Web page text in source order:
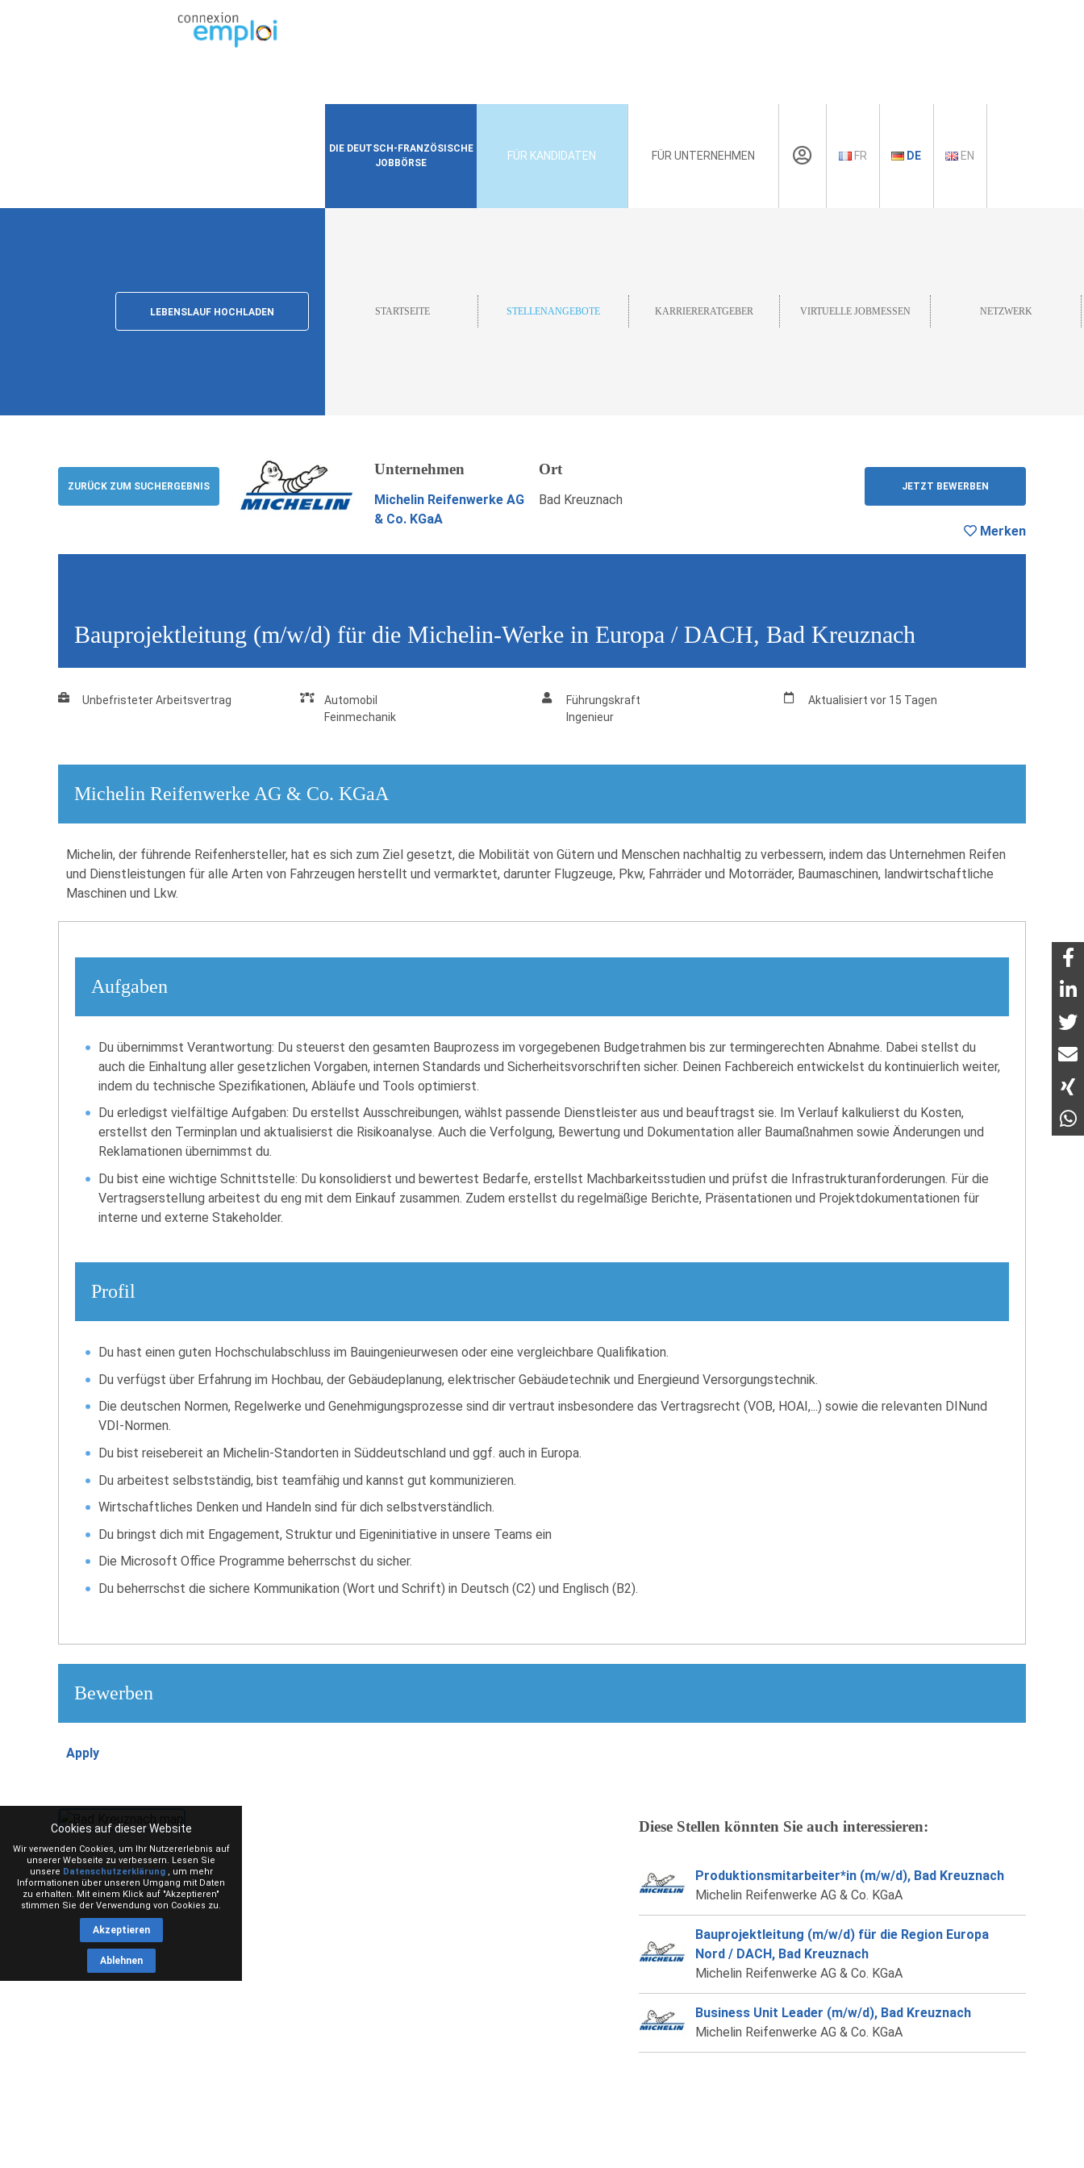
DIE DEUTSCH-FRANZÖSISCHE
JOBBÖRSE
FÜR KANDIDATEN FÜR UNTERNEHMEN FR DE EN
LEBENSLAUF HOCHLADEN STARTSEITE STELLENANGEBOTE KARRIERERATGEBER VIRTUELLE JOBMESSEN NETZWERK
Bauprojektleitung (m/w/d) für die Michelin-Werke in Europa /
DACH, Bad Kreuznach
Michelin Reifenwerke AG & Co. KGaA
ZURÜCK ZUM SUCHERGEBNIS
Unternehmen
Michelin Reifenwerke AG
& Co. KGaA
Ort
Bad Kreuznach
JETZT BEWERBEN
Merken
Bauprojektleitung (m/w/d) für die Michelin-Werke in Europa / DACH, Bad Kreuznach
Unbefristeter Arbeitsvertrag
Automobil
Feinmechanik
Führungskraft
Ingenieur
Aktualisiert vor 15 Tagen
Michelin Reifenwerke AG & Co. KGaA
Michelin, der führende Reifenhersteller, hat es sich zum Ziel gesetzt, die Mobilität von Gütern und Menschen nachhaltig zu verbessern, indem das Unternehmen Reifen
und Dienstleistungen für alle Arten von Fahrzeugen herstellt und vermarktet, darunter Flugzeuge, Pkw, Fahrräder und Motorräder, Baumaschinen, landwirtschaftliche
Maschinen und Lkw.
Aufgaben
Du übernimmst Verantwortung: Du steuerst den gesamten Bauprozess im vorgegebenen Budgetrahmen bis zur termingerechten Abnahme. Dabei stellst du
auch die Einhaltung aller gesetzlichen Vorgaben, internen Standards und Sicherheitsvorschriften sicher. Deinen Fachbereich entwickelst du kontinuierlich weiter,
indem du technische Spezifikationen, Abläufe und Tools optimierst.
Du erledigst vielfältige Aufgaben: Du erstellst Ausschreibungen, wählst passende Dienstleister aus und beauftragst sie. Im Verlauf kalkulierst du Kosten,
erstellst den Terminplan und aktualisierst die Risikoanalyse. Auch die Verfolgung, Bewertung und Dokumentation aller Baumaßnahmen sowie Änderungen und
Reklamationen übernimmst du.
Du bist eine wichtige Schnittstelle: Du konsolidierst und bewertest Bedarfe, erstellst Machbarkeitsstudien und prüfst die Infrastrukturanforderungen. Für die
Vertragserstellung arbeitest du eng mit dem Einkauf zusammen. Zudem erstellst du regelmäßige Berichte, Präsentationen und Projektdokumentationen für
interne und externe Stakeholder.
Profil
Du hast einen guten Hochschulabschluss im Bauingenieurwesen oder eine vergleichbare Qualifikation.
Du verfügst über Erfahrung im Hochbau, der Gebäudeplanung, elektrischer Gebäudetechnik und Energieund Versorgungstechnik.
Die deutschen Normen, Regelwerke und Genehmigungsprozesse​ sind dir vertraut insbesondere das Vertragsrecht (VOB, HOAI,...) sowie die relevanten DINund
VDI-Normen.
Du bist reisebereit an Michelin-Standorten in Süddeutschland und ggf. auch in Europa​.
Du arbeitest selbstständig, bist teamfähig und kannst gut kommunizieren.
Wirtschaftliches Denken und Handeln​ sind für dich selbstverständlich.
Du bringst dich mit Engagement, Struktur und Eigeninitiative in unsere Teams ein
Die Microsoft Office Programme beherrschst du sicher.
Du beherrschst die sichere Kommunikation (Wort und Schrift) in Deutsch (C2) und Englisch (B2).
Bewerben
Apply
Diese Stellen könnten Sie auch interessieren:
Produktionsmitarbeiter*in (m/w/d), Bad Kreuznach
Michelin Reifenwerke AG & Co. KGaA
Bauprojektleitung (m/w/d) für die Region Europa
Nord / DACH, Bad Kreuznach
Michelin Reifenwerke AG & Co. KGaA
Business Unit Leader (m/w/d), Bad Kreuznach
Michelin Reifenwerke AG & Co. KGaA
Cookies auf dieser Website
Wir verwenden Cookies, um Ihr Nutzererlebnis auf
unserer Webseite zu verbessern. Lesen Sie
unsere Datenschutzerklärung, um mehr
Informationen über unseren Umgang mit Daten
zu erhalten. Mit einem Klick auf "Akzeptieren"
stimmen Sie der Verwendung von Cookies zu.
Akzeptieren
Ablehnen